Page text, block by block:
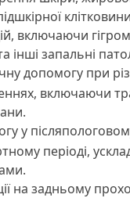
включаючи
інші запальні
допомогу при
включаючи
у
періоді,
на задньому